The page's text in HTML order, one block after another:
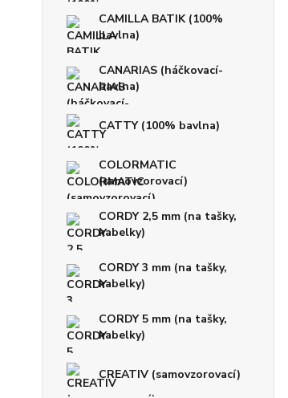
CAMILLA BATIK (100%
bavlna)
CANARIAS (háčkovací-
bavlna)
CATTY (100% bavlna)
COLORMATIC
(samovzorovací)
CORDY 2,5 mm (na tašky,
kabelky)
CORDY 3 mm (na tašky,
kabelky)
CORDY 5 mm (na tašky,
kabelky)
CREATIV (samovzorovací)